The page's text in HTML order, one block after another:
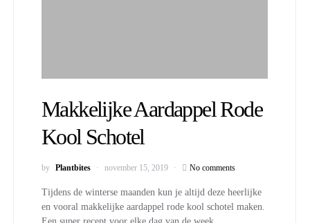
Makkelijke Aardappel Rode
Kool Schotel
by Plantbites november 15, 2019 No comments
Tijdens de winterse maanden kun je altijd deze heerlijke
en vooral makkelijke aardappel rode kool schotel maken.